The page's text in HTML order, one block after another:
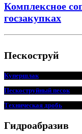
Комплексное
госзакупках
Пескоструй
Купершлак
Пескоструйный песок
Техническая дробь
Гидроабразив